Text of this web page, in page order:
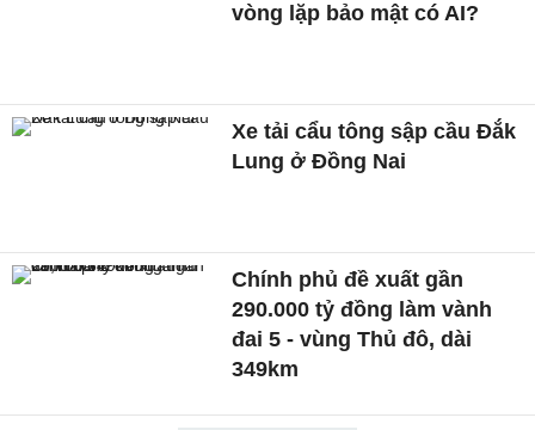
vòng lặp bảo mật có AI?
Xe tải cẩu tông sập cầu Đắk
Lung ở Đồng Nai
Chính phủ đề xuất gần
290.000 tỷ đồng làm vành
đai 5 - vùng Thủ đô, dài
349km